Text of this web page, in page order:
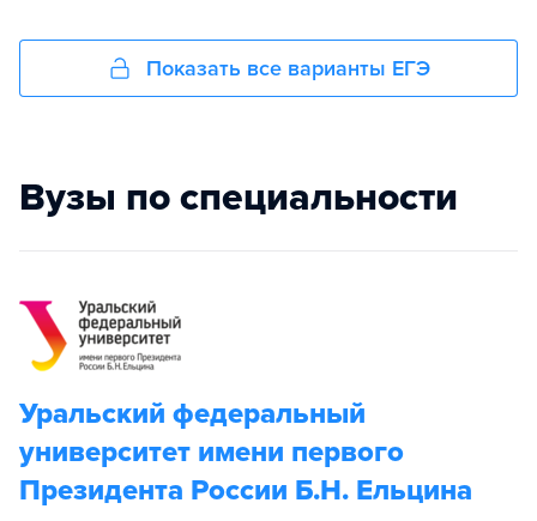
Показать все варианты ЕГЭ
Вузы по специальности
Уральский федеральный
университет имени первого
Президента России Б.Н. Ельцина